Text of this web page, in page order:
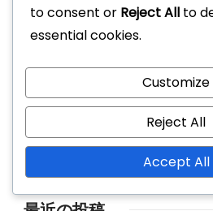
リンク
ブログアーカイブ
お問い合わせ
私たちの物語
to consent or Reject All to
essential cookies.
Customize
Reject All
Accept All